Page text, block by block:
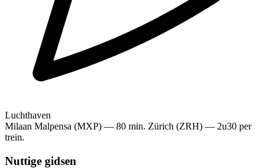
Luchthaven
Milaan Malpensa (MXP) — 80 min. Zürich (ZRH) — 2u30 per
trein.
Nuttige gidsen